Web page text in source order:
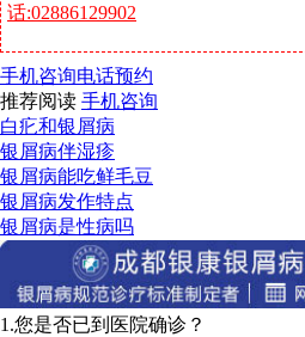
话:02886129902
手机咨询电话预约
推荐阅读 手机咨询
白疕和银屑病
银屑病伴湿疹
银屑病能吃鲜毛豆
银屑病发作特点
银屑病是性病吗
1.您是否已到医院确诊？